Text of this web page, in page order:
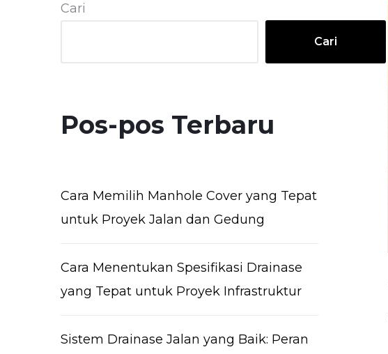
Cari
Cari
Pos-pos Terbaru
Cara Memilih Manhole Cover yang Tepat
untuk Proyek Jalan dan Gedung
Cara Menentukan Spesifikasi Drainase
yang Tepat untuk Proyek Infrastruktur
Sistem Drainase Jalan yang Baik: Peran